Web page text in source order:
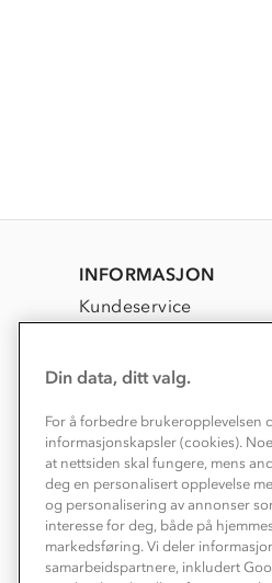
INFORMASJON
Kundeservice
Kundeklubb
Våre butikker
Bedrift, barnehage og
Presse
Din data, ditt valg.
For å forbedre brukeropplevelsen
informasjonskapsler (cookies).
at nettsiden skal fungere, mens
deg en personalisert opplevelse
og personalisering av annonser
interesse for deg, både på
markedsføring. Vi deler
samarbeidspartnere, inkludert